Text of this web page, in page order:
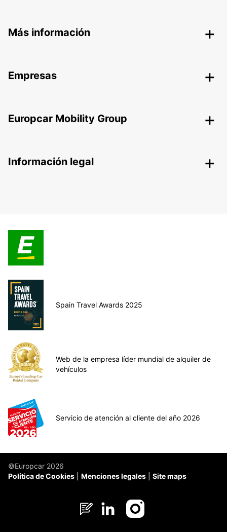
Más información
Empresas
Europcar Mobility Group
Información legal
Spain Travel Awards 2025
Web de la empresa líder mundial de alquiler de
vehículos
Servicio de atención al cliente del año 2026
©Europcar 2026
Política de Cookies
Menciones legales Site maps